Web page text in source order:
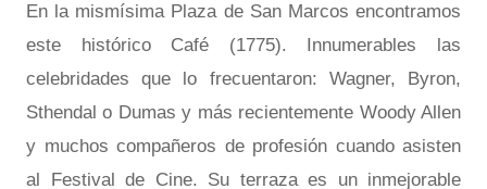
En la mismísima Plaza de San Marcos encontramos
este histórico Café (1775). Innumerables las
celebridades que lo frecuentaron: Wagner, Byron,
Sthendal o Dumas y más recientemente Woody Allen
y muchos compañeros de profesión cuando asisten
al Festival de Cine. Su terraza es un inmejorable